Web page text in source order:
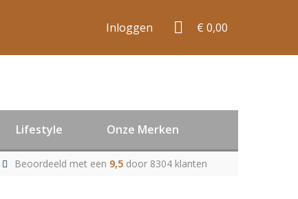
Inloggen € 0,00
Lifestyle Onze Merken
Beoordeeld met een 9,5 door 8304 klanten